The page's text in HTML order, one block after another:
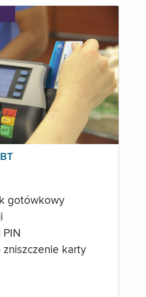
gotówkowy
zniszczenie karty